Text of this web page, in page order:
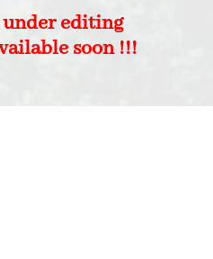
under editing
soon !!!